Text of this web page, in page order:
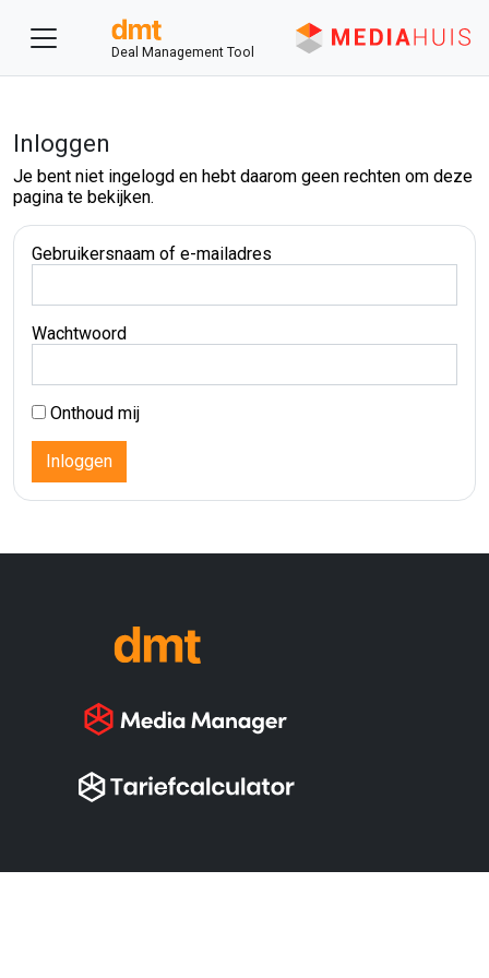
Deal Management Tool
Inloggen
Je bent niet ingelogd en hebt daarom geen rechten om deze
pagina te bekijken.
Gebruikersnaam of e-mailadres
Wachtwoord
Onthoud mij